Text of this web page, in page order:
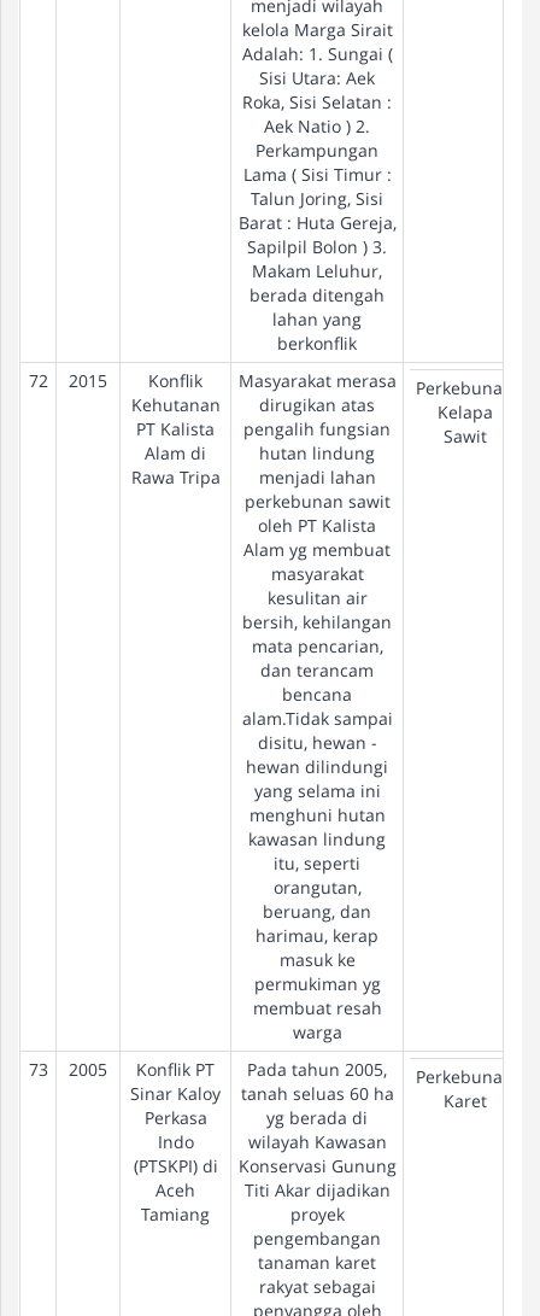
menjadi wilayah
kelola Marga Sirait
Adalah: 1. Sungai (
Sisi Utara: Aek
Roka, Sisi Selatan :
Aek Natio ) 2.
Perkampungan
Lama ( Sisi Timur :
Talun Joring, Sisi
Barat : Huta Gereja,
Sapilpil Bolon ) 3.
Makam Leluhur,
berada ditengah
lahan yang
berkonflik
72 2015
Konflik
Kehutanan
PT Kalista
Alam di
Rawa Tripa
Masyarakat merasa
dirugikan atas
pengalih fungsian
hutan lindung
menjadi lahan
perkebunan sawit
oleh PT Kalista
Alam yg membuat
masyarakat
kesulitan air
bersih, kehilangan
mata pencarian,
dan terancam
bencana
alam.Tidak sampai
disitu, hewan -
hewan dilindungi
yang selama ini
menghuni hutan
kawasan lindung
itu, seperti
orangutan,
beruang, dan
harimau, kerap
masuk ke
permukiman yg
membuat resah
warga
Perkebunan
Kelapa
Sawit
73 2005
Konflik PT
Sinar Kaloy
Perkasa
Indo
(PTSKPI) di
Aceh
Tamiang
Pada tahun 2005,
tanah seluas 60 ha
yg berada di
wilayah Kawasan
Konservasi Gunung
Titi Akar dijadikan
proyek
pengembangan
tanaman karet
rakyat sebagai
penyangga oleh
Perkebunan
Karet